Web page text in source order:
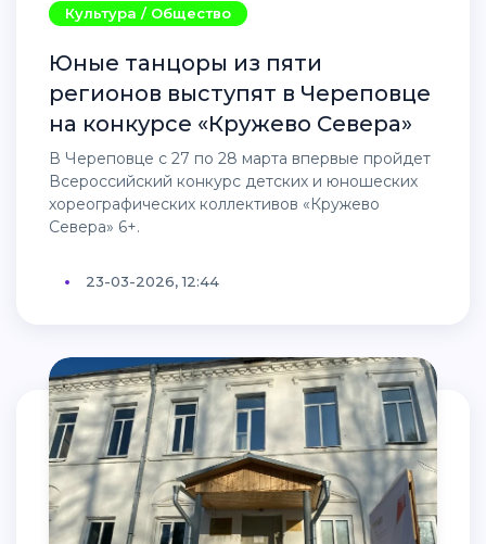
Культура / Общество
Юные танцоры из пяти
регионов выступят в Череповце
на конкурсе «Кружево Севера»
В Череповце с 27 по 28 марта впервые пройдет
Всероссийский конкурс детских и юношеских
хореографических коллективов «Кружево
Севера» 6+.
23-03-2026, 12:44